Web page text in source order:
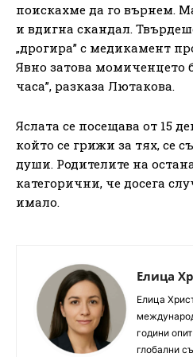
поискахме да го върнем.
и вдигна скандал.
„дрогира” с медикамент
Явно затова момиченцето
часа”, разказа Лютакова.
Яслата се посещава от 15
който се грижи за тях, се
души. Родителите на
категорични, че досега
имало.
Елица
Елица
години
глобални